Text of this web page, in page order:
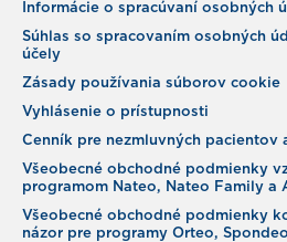
Informácie o spracúvaní osobných
Súhlas so spracovaním osobných
účely
Zásady používania súborov cookie
Vyhlásenie o prístupnosti
Cenník pre nezmluvných pacientov
Všeobecné obchodné podmienky
programom Nateo, Nateo Family a
Všeobecné obchodné podmienky
názor pre programy Orteo,